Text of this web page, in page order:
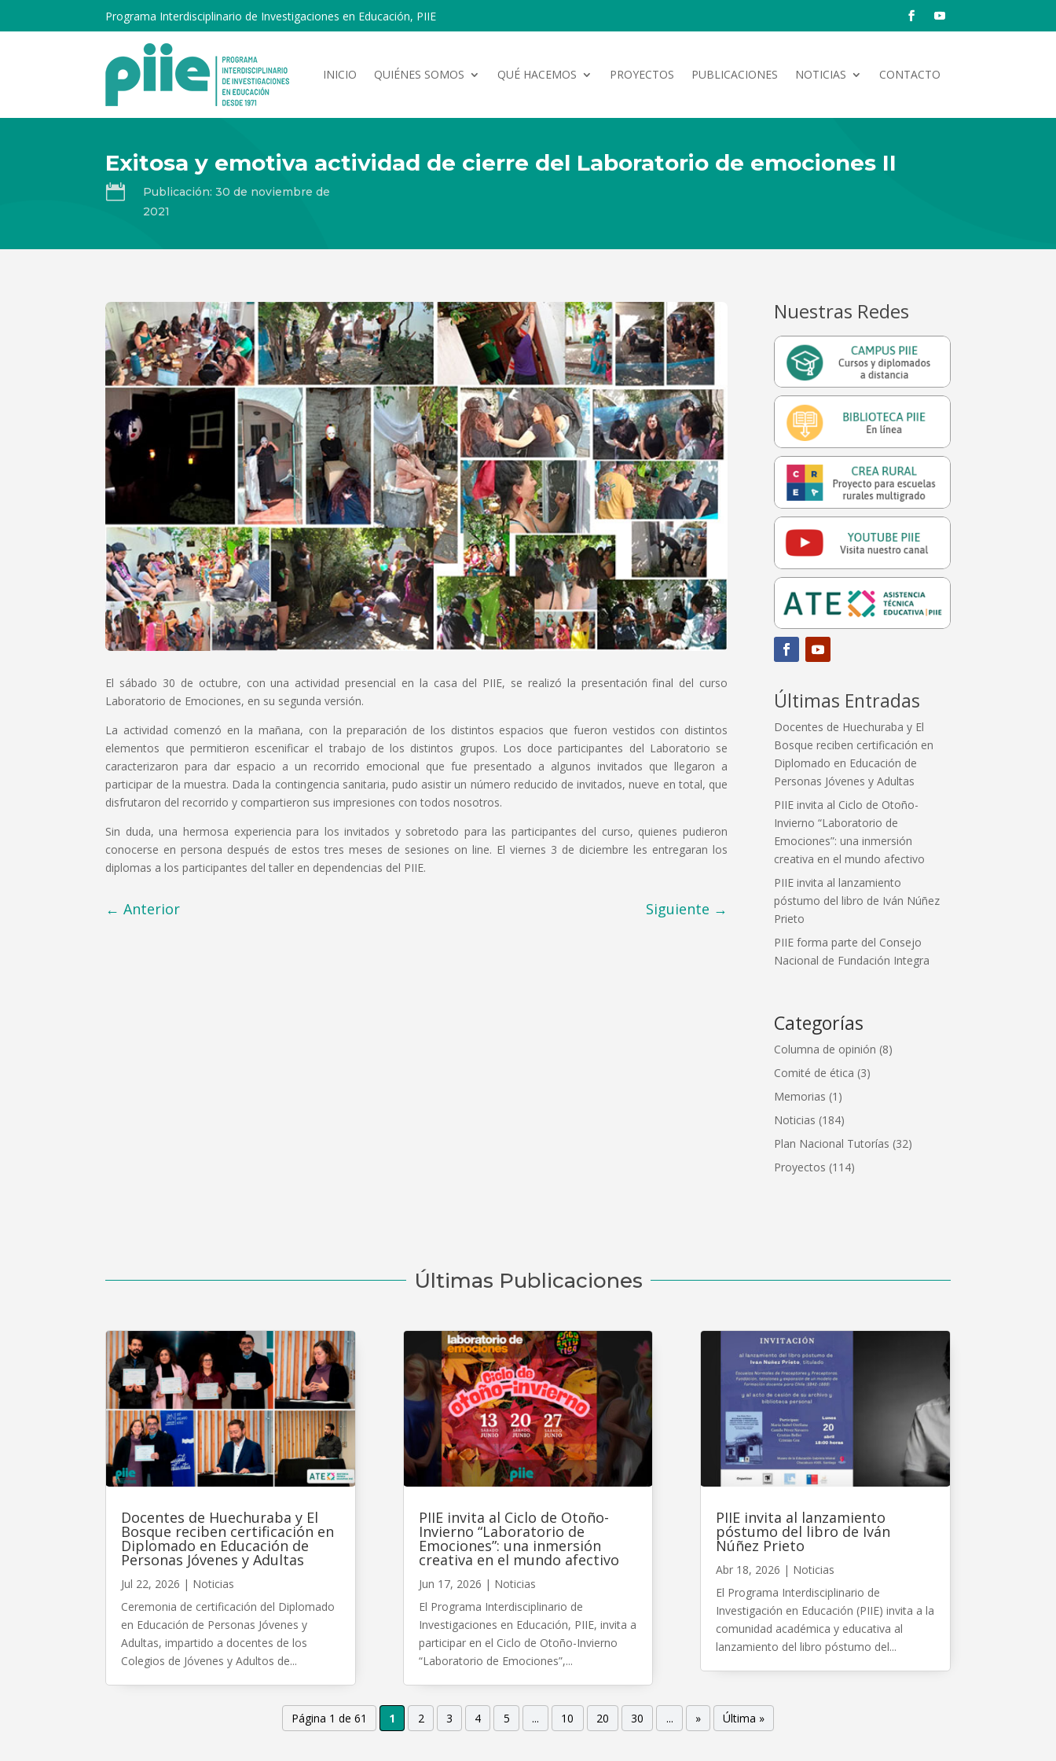
Programa Interdisciplinario de Investigaciones en Educación, PIIE
INICIO QUIÉNES SOMOS QUÉ HACEMOS PROYECTOS PUBLICACIONES NOTICIAS CONTACTO
Exitosa y emotiva actividad de cierre del Laboratorio de emociones II

Publicación: 30 de noviembre de
2021
El sábado 30 de octubre, con una actividad presencial en la casa del PIIE, se realizó la presentación final del curso
Laboratorio de Emociones, en su segunda versión.
La actividad comenzó en la mañana, con la preparación de los distintos espacios que fueron vestidos con distintos
elementos que permitieron escenificar el trabajo de los distintos grupos. Los doce participantes del Laboratorio se
caracterizaron para dar espacio a un recorrido emocional que fue presentado a algunos invitados que llegaron a
participar de la muestra. Dada la contingencia sanitaria, pudo asistir un número reducido de invitados, nueve en total, que
disfrutaron del recorrido y compartieron sus impresiones con todos nosotros.
Sin duda, una hermosa experiencia para los invitados y sobretodo para las participantes del curso, quienes pudieron
conocerse en persona después de estos tres meses de sesiones on line. El viernes 3 de diciembre les entregaran los
diplomas a los participantes del taller en dependencias del PIIE.
←Anterior Siguiente →
Nuestras Redes
Últimas Entradas
Docentes de Huechuraba y El
Bosque reciben certificación en
Diplomado en Educación de
Personas Jóvenes y Adultas
PIIE invita al Ciclo de Otoño-
Invierno “Laboratorio de
Emociones”: una inmersión
creativa en el mundo afectivo
PIIE invita al lanzamiento
póstumo del libro de Iván Núñez
Prieto
PIIE forma parte del Consejo
Nacional de Fundación Integra
Categorías
Columna de opinión (8)
Comité de ética (3)
Memorias (1)
Noticias (184)
Plan Nacional Tutorías (32)
Proyectos (114)
Últimas Publicaciones
Docentes de Huechuraba y El
Bosque reciben certificación en
Diplomado en Educación de
Personas Jóvenes y Adultas
Jul 22, 2026 | Noticias
Ceremonia de certificación del Diplomado
en Educación de Personas Jóvenes y
Adultas, impartido a docentes de los
Colegios de Jóvenes y Adultos de...
PIIE invita al Ciclo de Otoño-
Invierno “Laboratorio de
Emociones”: una inmersión
creativa en el mundo afectivo
Jun 17, 2026 | Noticias
El Programa Interdisciplinario de
Investigaciones en Educación, PIIE, invita a
participar en el Ciclo de Otoño-Invierno
“Laboratorio de Emociones”,...
PIIE invita al lanzamiento
póstumo del libro de Iván
Núñez Prieto
Abr 18, 2026 | Noticias
El Programa Interdisciplinario de
Investigación en Educación (PIIE) invita a la
comunidad académica y educativa al
lanzamiento del libro póstumo del...
Página 1 de 61 1 2 3 4 5 ... 10 20 30 ... » Última »